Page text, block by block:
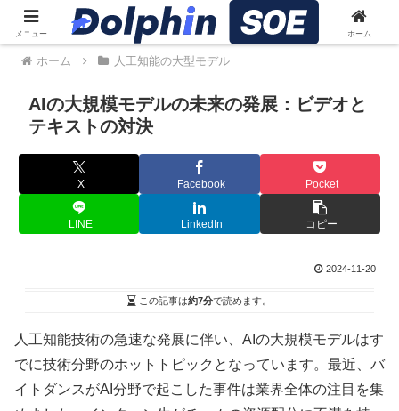
ホーム 人工知能の大型モデル
AIの大規模モデルの未来の発展：ビデオと
テキストの対決
X Facebook Pocket
LINE LinkedIn コピー
2024-11-20
この記事は約7分で読めます。
人工知能技術の急速な発展に伴い、AIの大規模モデルはす
でに技術分野のホットトピックとなっています。最近、バ
イトダンスがAI分野で起こした事件は業界全体の注目を集
メニュー ホーム